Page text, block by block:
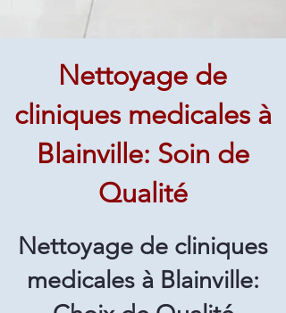
Nettoyage de
cliniques medicales à
Blainville: Soin de
Qualité
Nettoyage de cliniques
medicales à Blainville: